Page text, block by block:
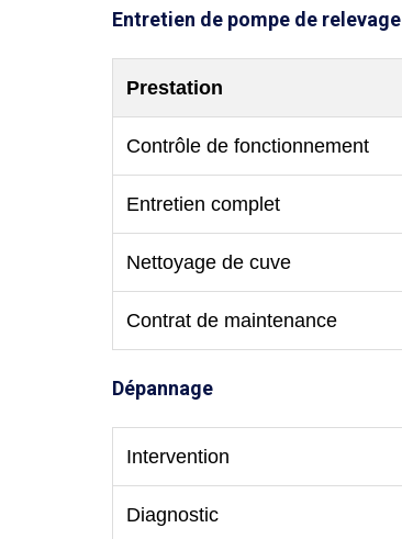
Entretien de pompe de relevage
Prestation
Contrôle de fonctionnement
Entretien complet
Nettoyage de cuve
Contrat de maintenance
Dépannage
Intervention
Diagnostic